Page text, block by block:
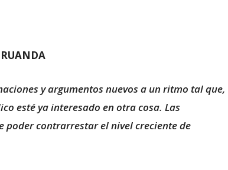
RUANDA
y argumentos nuevos a un ritmo tal que,
esté ya interesado en otra cosa. Las
poder contrarrestar el nivel creciente de